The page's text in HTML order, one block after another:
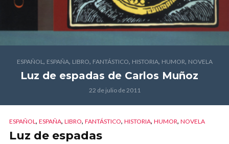
ESPAÑOL, ESPAÑA, LIBRO, FANTÁSTICO, HISTORIA, HUMOR, NOVELA
Luz de espadas de Carlos Muñoz
22 de julio de 2011
ESPAÑOL, ESPAÑA, LIBRO, FANTÁSTICO, HISTORIA, HUMOR, NOVELA
Luz de espadas